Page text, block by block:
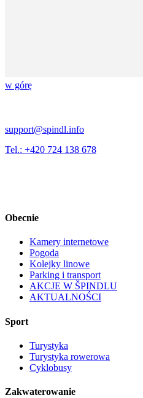
w górę
support@spindl.info
Tel.: +420 724 138 678
Obecnie
Kamery internetowe
Pogoda
Kolejky linowe
Parking i transport
AKCJE W ŠPINDLU
AKTUALNOŚCI
Sport
Turystyka
Turystyka rowerowa
Cyklobusy
Zakwaterowanie